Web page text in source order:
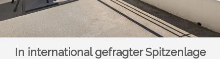
In international gefragter Spitzenlage